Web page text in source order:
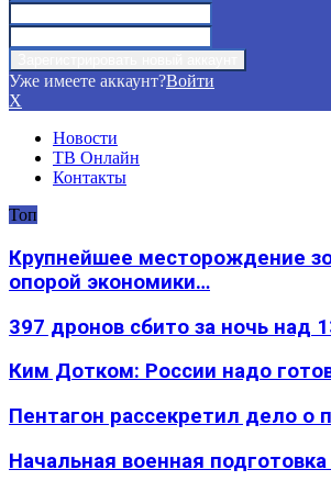
Уже имеете аккаунт?Войти
X
Новости
ТВ Онлайн
Контакты
Топ
Крупнейшее месторождение
опорой экономики…
397 дронов сбито за ночь над
Ким Дотком: России надо
Пентагон рассекретил дело о
Начальная военная